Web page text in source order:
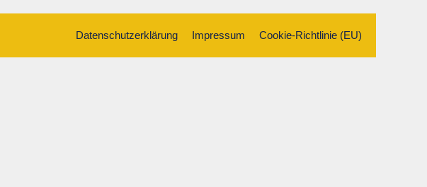
Datenschutzerklärung Impressum Cookie-Richtlinie (EU)